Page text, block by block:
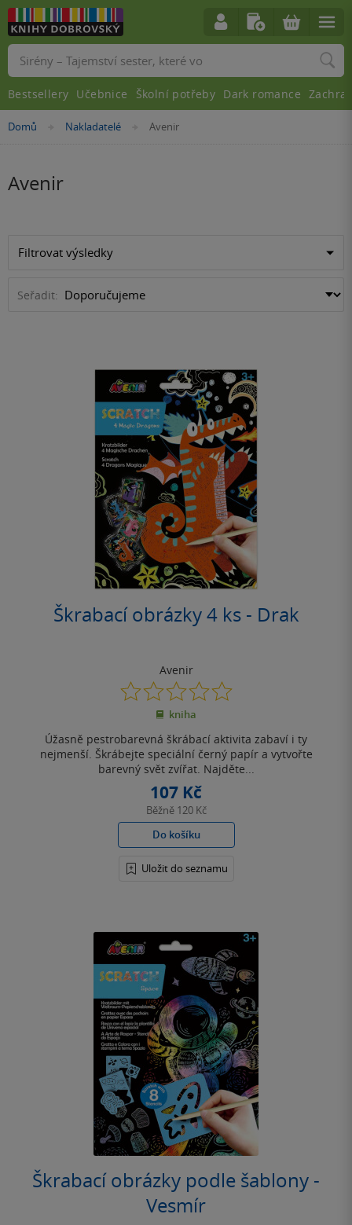
Nacházíte
Domů »
Nakladatelé »Avenir
Avenir
Filtrovat výsledky
Seřadit:
Škrabací obrázky 4 ks - Drak
Avenir
0.0
z
5
kniha
Úžasně pestrobarevná škrábací aktivita zabaví i ty
nejmenší. Škrábejte speciální černý papír a vytvořte
barevný svět zvířat. Najděte...
107 Kč
Běžně 120 Kč
Do košíku
Uložit do seznamu
Škrabací obrázky podle šablony -
Vesmír
Vyhledávání
Bestsellery Učebnice Školní potřeby Dark romance